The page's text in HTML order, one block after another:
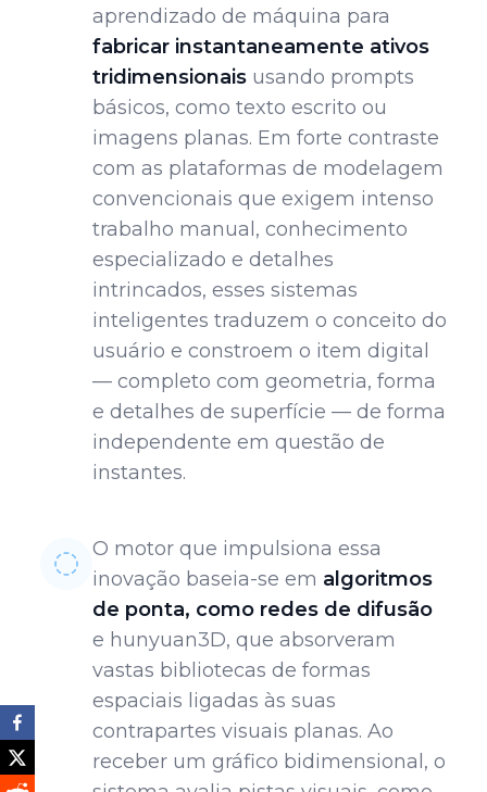
aprendizado de máquina para
fabricar instantaneamente ativos
tridimensionais usando prompts
básicos, como texto escrito ou
imagens planas. Em forte contraste
com as plataformas de modelagem
convencionais que exigem intenso
trabalho manual, conhecimento
especializado e detalhes
intrincados, esses sistemas
inteligentes traduzem o conceito do
usuário e constroem o item digital
— completo com geometria, forma
e detalhes de superfície — de forma
independente em questão de
instantes.
O motor que impulsiona essa
inovação baseia-se em algoritmos
de ponta, como redes de difusão
e hunyuan3D, que absorveram
vastas bibliotecas de formas
espaciais ligadas às suas
contrapartes visuais planas. Ao
receber um gráfico bidimensional, o